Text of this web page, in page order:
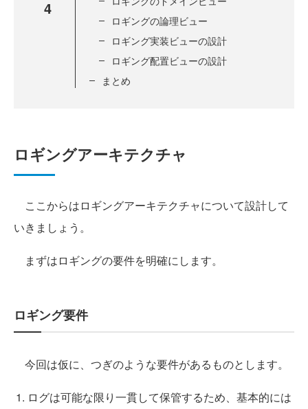
4
ロギングの論理ビュー
ロギング実装ビューの設計
ロギング配置ビューの設計
まとめ
ロギングアーキテクチャ
ここからはロギングアーキテクチャについて設計して
いきましょう。
まずはロギングの要件を明確にします。
ロギング要件
今回は仮に、つぎのような要件があるものとします。
ログは可能な限り一貫して保管するため、基本的には